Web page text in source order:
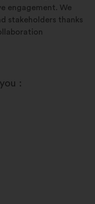
engagement. We
stakeholders thanks
: